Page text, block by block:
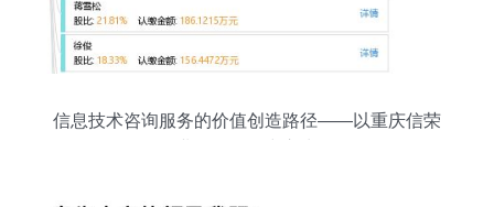
信息技术咨询服务的价值创造路径——以重庆信荣